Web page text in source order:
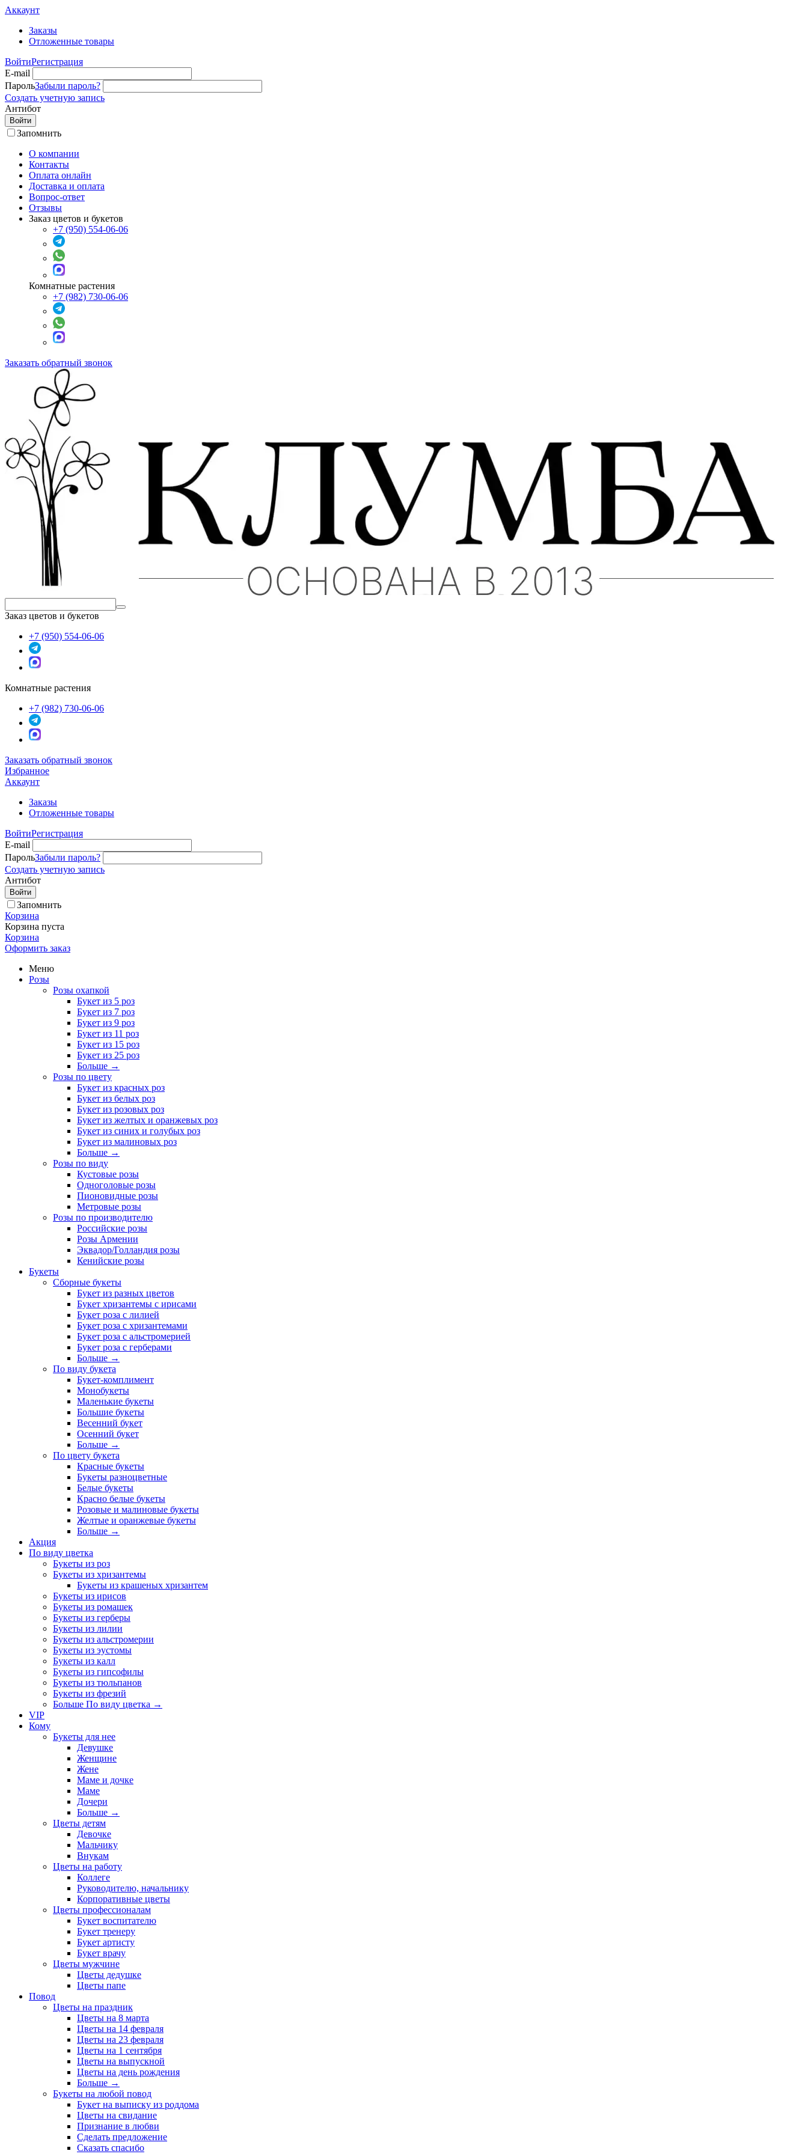
Аккаунт
Заказы
Отложенные товары
ВойтиРегистрация
E-mail
ПарольЗабыли пароль?
Создать учетную запись
Антибот
Войти
Запомнить
О компании
Контакты
Оплата онлайн
Доставка и оплата
Вопрос-ответ
Отзывы
Заказ цветов и букетов
+7 (950) 554-06-06
Комнатные растения
+7 (982) 730-06-06
Заказать обратный звонок
Заказ цветов и букетов
+7 (950) 554-06-06
Комнатные растения
+7 (982) 730-06-06
Заказать обратный звонок
Избранное
Аккаунт
Заказы
Отложенные товары
ВойтиРегистрация
E-mail
ПарольЗабыли пароль?
Создать учетную запись
Антибот
Войти
Запомнить
Корзина
Корзина пуста
Корзина
Оформить заказ
Меню
Розы
Розы охапкой
Букет из 5 роз
Букет из 7 роз
Букет из 9 роз
Букет из 11 роз
Букет из 15 роз
Букет из 25 роз
Больше →
Розы по цвету
Букет из красных роз
Букет из белых роз
Букет из розовых роз
Букет из желтых и оранжевых роз
Букет из синих и голубых роз
Букет из малиновых роз
Больше →
Розы по виду
Кустовые розы
Одноголовые розы
Пионовидные розы
Метровые розы
Розы по производителю
Российские розы
Розы Армении
Эквадор/Голландия розы
Кенийские розы
Букеты
Сборные букеты
Букет из разных цветов
Букет хризантемы с ирисами
Букет роза с лилией
Букет роза с хризантемами
Букет роза с альстромерией
Букет роза с герберами
Больше →
По виду букета
Букет-комплимент
Монобукеты
Маленькие букеты
Большие букеты
Весенний букет
Осенний букет
Больше →
По цвету букета
Красные букеты
Букеты разноцветные
Белые букеты
Красно белые букеты
Розовые и малиновые букеты
Желтые и оранжевые букеты
Больше →
Акция
По виду цветка
Букеты из роз
Букеты из хризантемы
Букеты из крашеных хризантем
Букеты из ирисов
Букеты из ромашек
Букеты из герберы
Букеты из лилии
Букеты из альстромерии
Букеты из эустомы
Букеты из калл
Букеты из гипсофилы
Букеты из тюльпанов
Букеты из фрезий
Больше По виду цветка →
VIP
Кому
Букеты для нее
Девушке
Женщине
Жене
Маме и дочке
Маме
Дочери
Больше →
Цветы детям
Девочке
Мальчику
Внукам
Цветы на работу
Коллеге
Руководителю, начальнику
Корпоративные цветы
Цветы профессионалам
Букет воспитателю
Букет тренеру
Букет артисту
Букет врачу
Цветы мужчине
Цветы дедушке
Цветы папе
Повод
Цветы на праздник
Цветы на 8 марта
Цветы на 14 февраля
Цветы на 23 февраля
Цветы на 1 сентября
Цветы на выпускной
Цветы на день рождения
Больше →
Букеты на любой повод
Букет на выписку из роддома
Цветы на свидание
Признание в любви
Сделать предложение
Сказать спасибо